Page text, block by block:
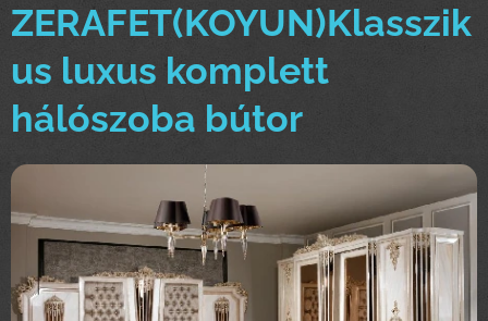
ZERAFET(KOYUN)Klasszik
us luxus komplett
hálószoba bútor